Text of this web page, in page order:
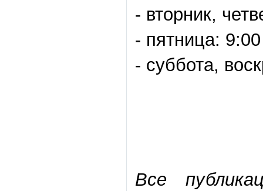
- вторник,
- пятница:
- суббота,
Все